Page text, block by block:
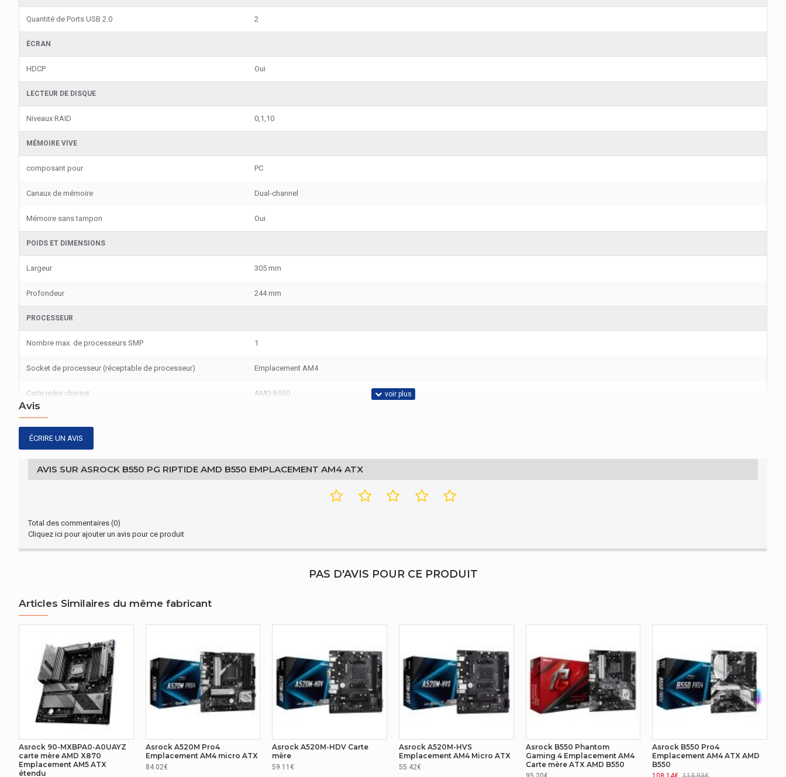
Quantité de Ports USB 2.0 2
ÉCRAN
HDCP Oui
LECTEUR DE DISQUE
Niveaux RAID 0,1,10
MÉMOIRE VIVE
composant pour PC
Canaux de mémoire Dual-channel
Mémoire sans tampon Oui
POIDS ET DIMENSIONS
Largeur 305 mm
Profondeur 244 mm
PROCESSEUR
Nombre max. de processeurs SMP 1
Socket de processeur (réceptable de processeur) Emplacement AM4
Carte mère chipset AMD B550
CONNECTIVITÉ
Sortie Audio numérique (Optique)
MÉMOIRE VIVE
Prise en charge de la mémoire vitesse d'horloge
MÉMOIRE VIVE
Mémoire interne maximale 128 Go
CONNECTIVITÉ
Nombre de ports PS/2
AUTRES CARACTÉRISTIQUES
Nom du produit B550 PG Riptide
Avis
ÉCRIRE UN AVIS
AVIS SUR ASROCK B550 PG RIPTIDE AMD B550 EMPLACEMENT AM4 ATX
Total des commentaires (0)
Cliquez ici pour ajouter un avis pour ce produit
PAS D'AVIS POUR CE PRODUIT
Articles Similaires du même fabricant
Asrock 90-MXBPA0-A0UAYZ
carte mère AMD X870
Emplacement AM5 ATX
étendu
Asrock A520M Pro4
Emplacement AM4 micro ATX
84.02€
Asrock A520M-HDV Carte
mère
59.11€
Asrock A520M-HVS
Emplacement AM4 Micro ATX
55.42€
Asrock B550 Phantom
Gaming 4 Emplacement AM4
Carte mère ATX AMD B550
Asrock B550 Pro4
Emplacement AM4 ATX AMD
B550